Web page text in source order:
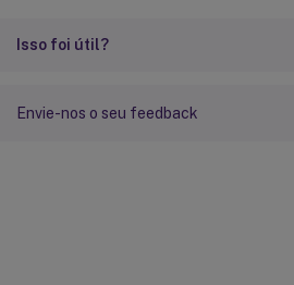
Isso foi útil?
Envie-nos o seu feedback